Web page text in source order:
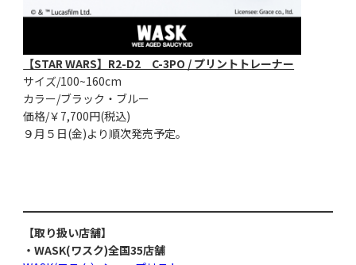
【STAR WARS】R2-D2 C-3PO / プリントトレーナー
サイズ/100~160cm
カラー/ブラック・ブルー
価格/￥7,700円(税込)
９月５日(金)より順次発売予定。
【取り扱い店舗】
・WASK(ワスク)全国35店舗